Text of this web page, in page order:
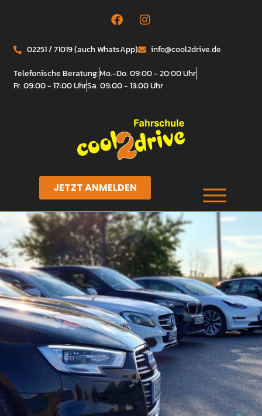
Telefonische Beratung:Mo.-Do. 09:00 - 20:00 Uhr
Fr. 09:00 - 17:00 UhrSa. 09:00 - 13:00 Uhr
02251 / 71019 (auch WhatsApp) info@cool2drive.de
JETZT ANMELDEN